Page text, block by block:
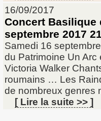
16/09/2017
Concert Basilique
septembre 2017
Samedi 16
du Patrimoine Un
Victoria Walker
roumains … Les
de nombreux genres
[ Lire la suite >> ]